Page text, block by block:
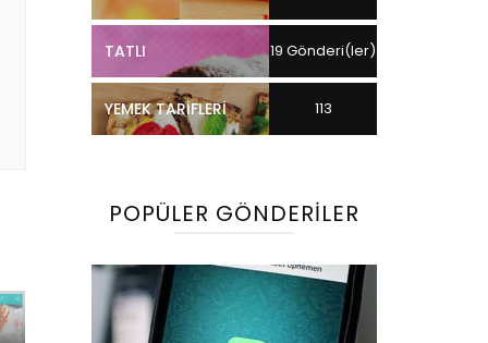
TATLI 19 Gönderi(ler)
YEMEK TARIFLERI 113
POPÜLER GÖNDERILER